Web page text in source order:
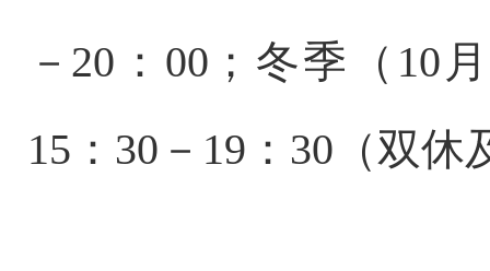
－20：00；冬季（10
15：30－19：30 （双